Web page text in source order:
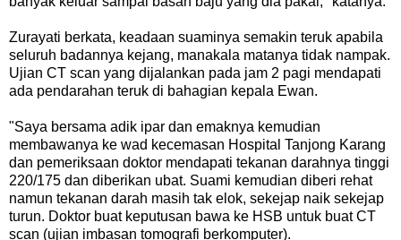
Zurayati berkata, keadaan suaminya semakin teruk apabila
seluruh badannya kejang, manakala matanya tidak nampak.
Ujian CT scan yang dijalankan pada jam 2 pagi mendapati
ada pendarahan teruk di bahagian kepala Ewan.
"Saya bersama adik ipar dan emaknya kemudian
membawanya ke wad kecemasan Hospital Tanjong Karang
dan pemeriksaan doktor mendapati tekanan darahnya tinggi
220/175 dan diberikan ubat. Suami kemudian diberi rehat
namun tekanan darah masih tak elok, sekejap naik sekejap
turun. Doktor buat keputusan bawa ke HSB untuk buat CT
scan (ujian imbasan tomografi berkomputer).